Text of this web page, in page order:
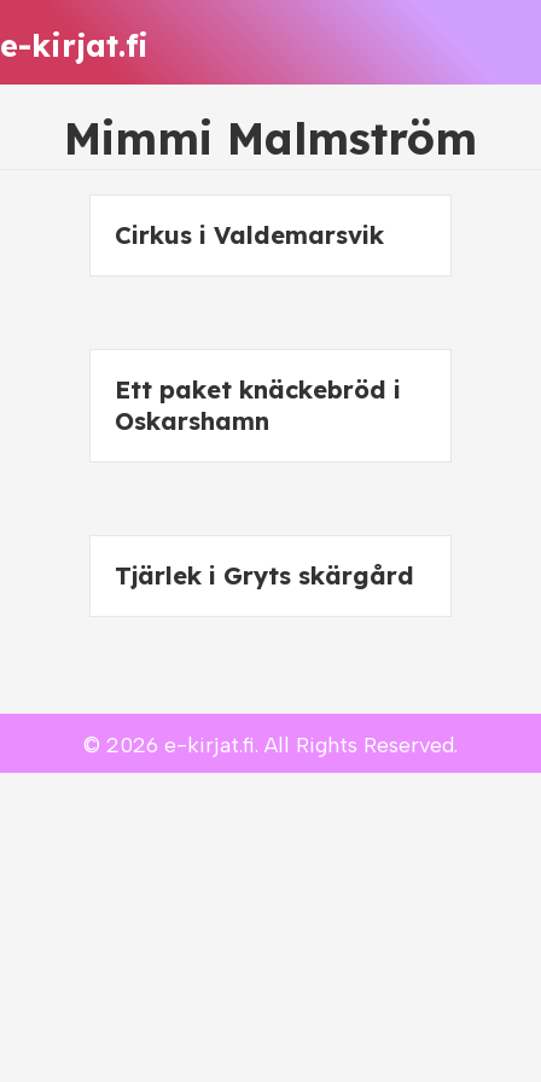
e-kirjat.fi
Mimmi Malmström
Cirkus i Valdemarsvik
Ett paket knäckebröd i
Oskarshamn
Tjärlek i Gryts skärgård
© 2026 e-kirjat.fi. All Rights Reserved.